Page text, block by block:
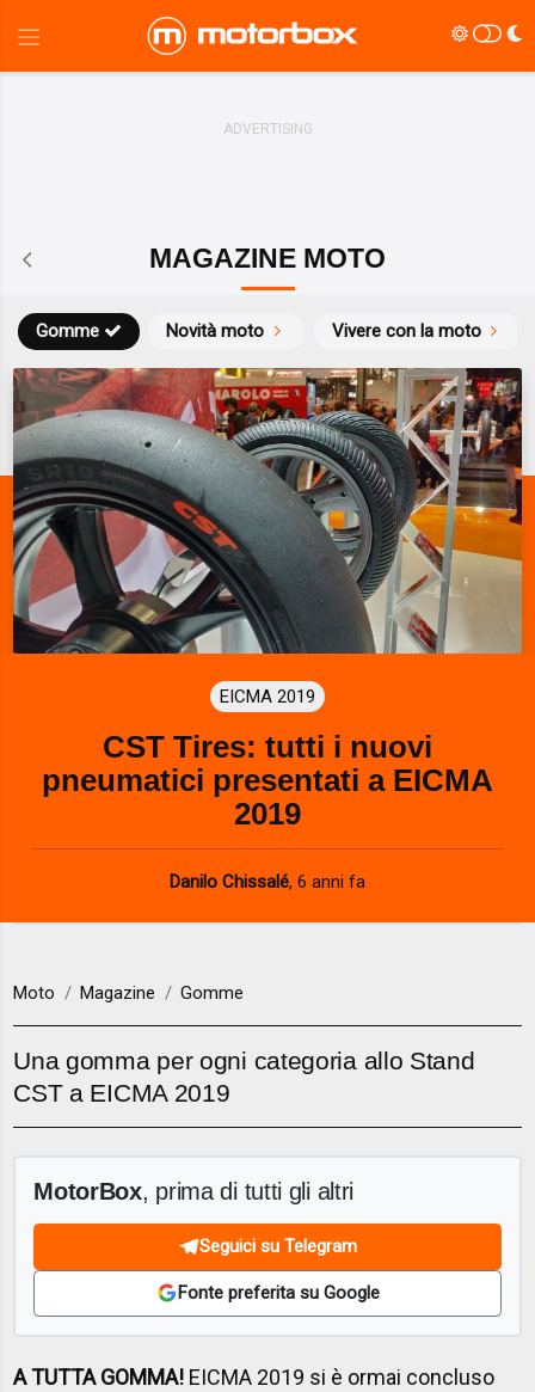
MAGAZINE MOTO
Novità moto Vivere con la moto
Gomme
EICMA 2019
CST Tires: tutti i nuovi
pneumatici presentati a EICMA
2019
Danilo Chissalé, 6 anni fa
Moto Magazine Gomme
Una gomma per ogni categoria allo Stand
CST a EICMA 2019
MotorBox, prima di tutti gli altri
Seguici su Telegram
Fonte preferita su Google
A TUTTA GOMMA! EICMA 2019 si è ormai concluso